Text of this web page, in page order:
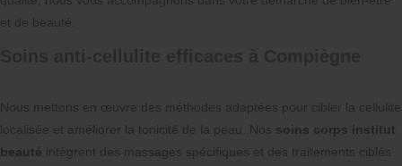
et de beauté.
Nous mettons en œuvre des méthodes adaptées pour cibler la cellulite
localisée et améliorer la tonicité de la peau. Nos soins corps institut
beauté intègrent des massages spécifiques et des traitements ciblés